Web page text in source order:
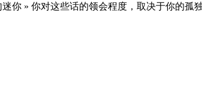
» 你对这些话的领会程度，取决于你的孤